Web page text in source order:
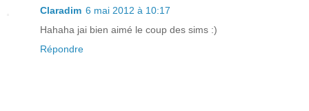
Claradim 6 mai 2012 à 10:17
Hahaha jai bien aimé le coup des sims :)
Répondre